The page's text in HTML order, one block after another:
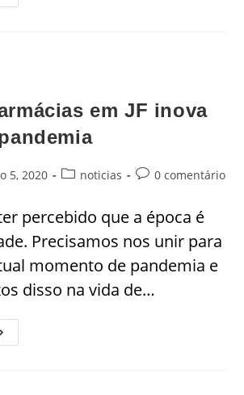
em JF inova
5, 2020 noticias 0 comentário
percebido que a época é
Precisamos nos unir para
momento de pandemia e
disso na vida de…